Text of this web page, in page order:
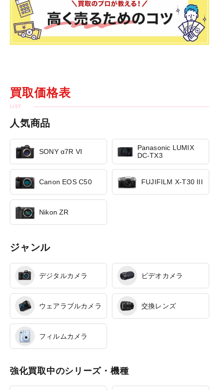
買取価格表
人気商品
SONY α7R VI
Panasonic LUMIX
DC-TX3
Canon EOS C50 FUJIFILM X-T30 III
Nikon ZR
ジャンル
デジタルカメラ ビデオカメラ
ウェアラブルカメラ 交換レンズ
フィルムカメラ
強化買取中のシリーズ・機種